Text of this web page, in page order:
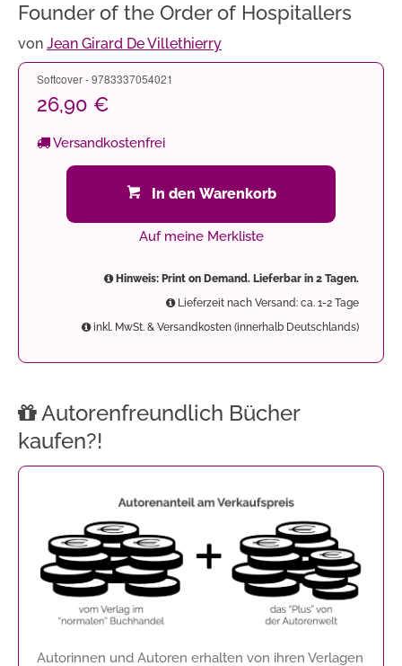
Founder of the Order of Hospitallers
von Jean Girard De Villethierry
Softcover - 9783337054021
26,90 €
Versandkostenfrei
In den Warenkorb
Auf meine Merkliste
Hinweis: Print on Demand. Lieferbar in 2 Tagen.
Lieferzeit nach Versand: ca. 1-2 Tage
inkl. MwSt. & Versandkosten (innerhalb Deutschlands)
Autorenfreundlich Bücher
kaufen?!
Autorinnen und Autoren erhalten von ihren Verlagen